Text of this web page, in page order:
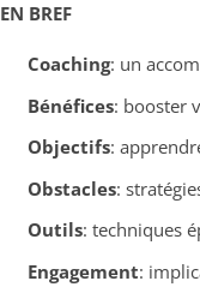
EN BREF
Coaching: un
Bénéfices: booster
Objectifs:
Obstacles:
Outils: techniques
Engagement: